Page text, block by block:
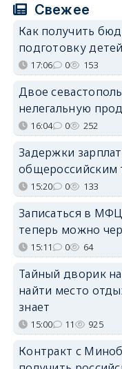
Свежее
Как получить
подготовку
17:06 0 153
Двое
нелегальную
16:04 0 252
Задержки
общероссийским
15:20 0 133
Записаться в
теперь можно
15:11 0 64
Тайный дворик
найти место
знает
15:00 11 925
Контракт с